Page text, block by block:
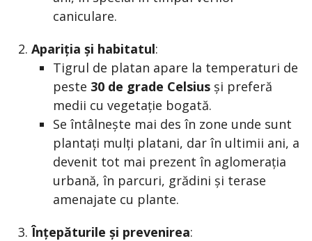
caniculare.
Apariția și habitatul:
Tigrul de platan apare la temperaturi de
peste 30 de grade Celsius și preferă
medii cu vegetație bogată.
Se întâlnește mai des în zone unde sunt
plantați mulți platani, dar în ultimii ani, a
devenit tot mai prezent în aglomerația
urbană, în parcuri, grădini și terase
amenajate cu plante.
Înțepăturile și prevenirea: